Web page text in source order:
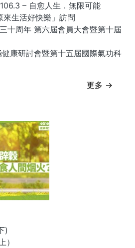
– 自愈人生．無限可能
生活好快樂」訪問
十周年 第六屆會員大會暨第十屆
康研討會暨第十五屆國際氣功科
更多 →
)
）